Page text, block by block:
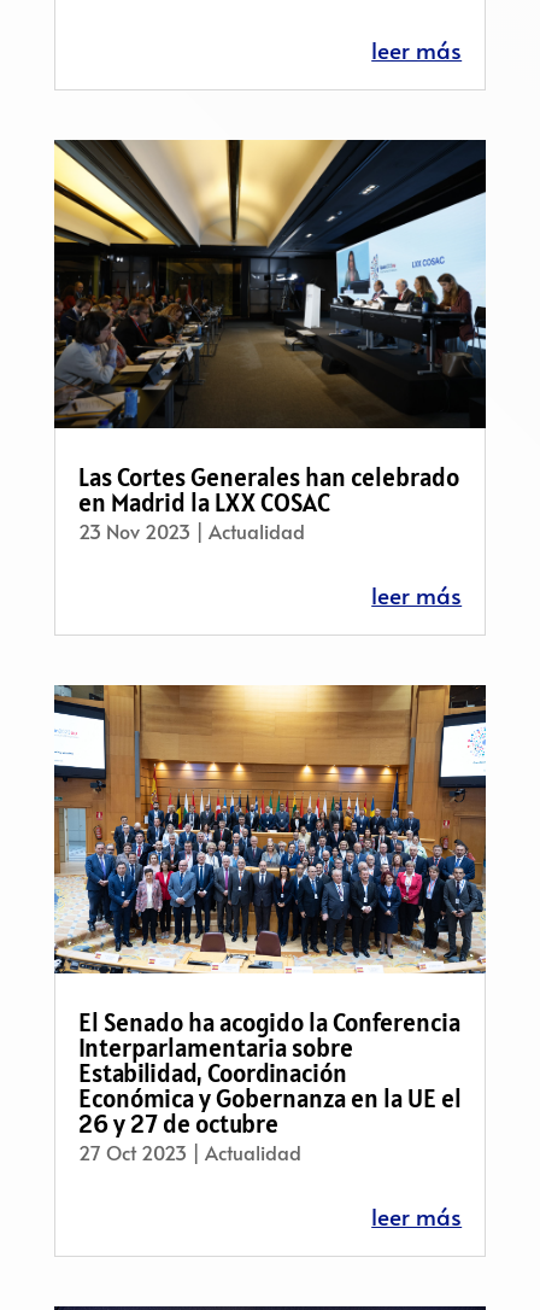
leer más
Las Cortes Generales han celebrado
en Madrid la LXX COSAC
23 Nov 2023 | Actualidad
leer más
El Senado ha acogido la Conferencia
Interparlamentaria sobre
Estabilidad, Coordinación
Económica y Gobernanza en la UE el
26 y 27 de octubre
27 Oct 2023 | Actualidad
leer más